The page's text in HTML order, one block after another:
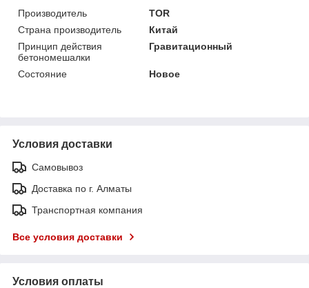
Производитель
TOR
Страна производитель
Китай
Принцип действия
бетономешалки
Гравитационный
Состояние Новое
Условия доставки
Самовывоз
Доставка по г. Алматы
Транспортная компания
Все условия доставки
Условия оплаты